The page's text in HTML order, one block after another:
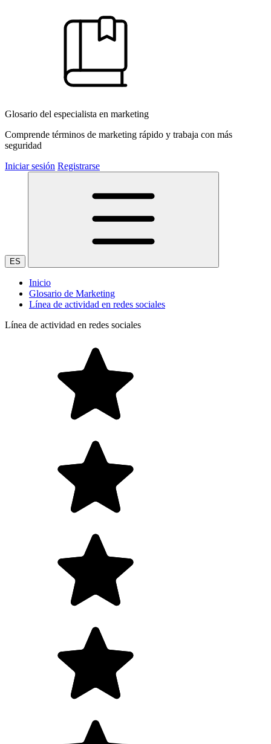
Glosario del especialista en marketing
Comprende términos de marketing rápido y trabaja con más
seguridad
Iniciar sesión Registrarse
ES
Inicio
Glosario de Marketing
Línea de actividad en redes sociales
Línea de actividad en redes sociales